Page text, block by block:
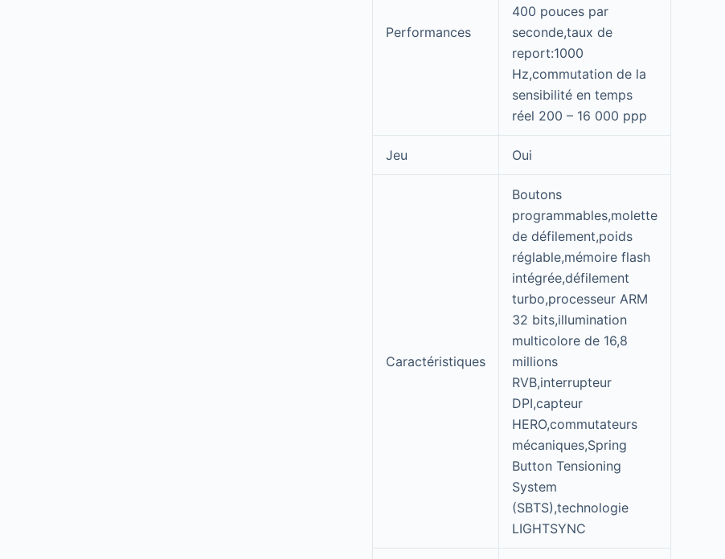
Performances
400 pouces par
seconde,taux de
report:1000
Hz,commutation de la
sensibilité en temps
réel 200 – 16 000 ppp
Jeu Oui
Caractéristiques
Boutons
programmables,molette
de défilement,poids
réglable,mémoire flash
intégrée,défilement
turbo,processeur ARM
32 bits,illumination
multicolore de 16,8
millions
RVB,interrupteur
DPI,capteur
HERO,commutateurs
mécaniques,Spring
Button Tensioning
System
(SBTS),technologie
LIGHTSYNC